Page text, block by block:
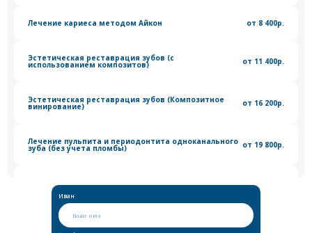
Лечение кариеса методом Айкон от 8 400р.
Эстетическая реставрация зубов (с
использованием композитов) от 11 400р.
Эстетическая реставрация зубов (Композитное
винирование) от 16 200р.
Лечение пульпита и периодонтита одноканального
зуба (без учета пломбы) от 19 800р.
зуба (без учета пломбы) от 24 900р.
Лечение пульпита и периодонтита трехканального от 30 200р.
Иван